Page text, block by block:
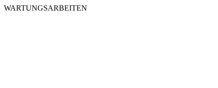
WARTUNGSARBEITEN